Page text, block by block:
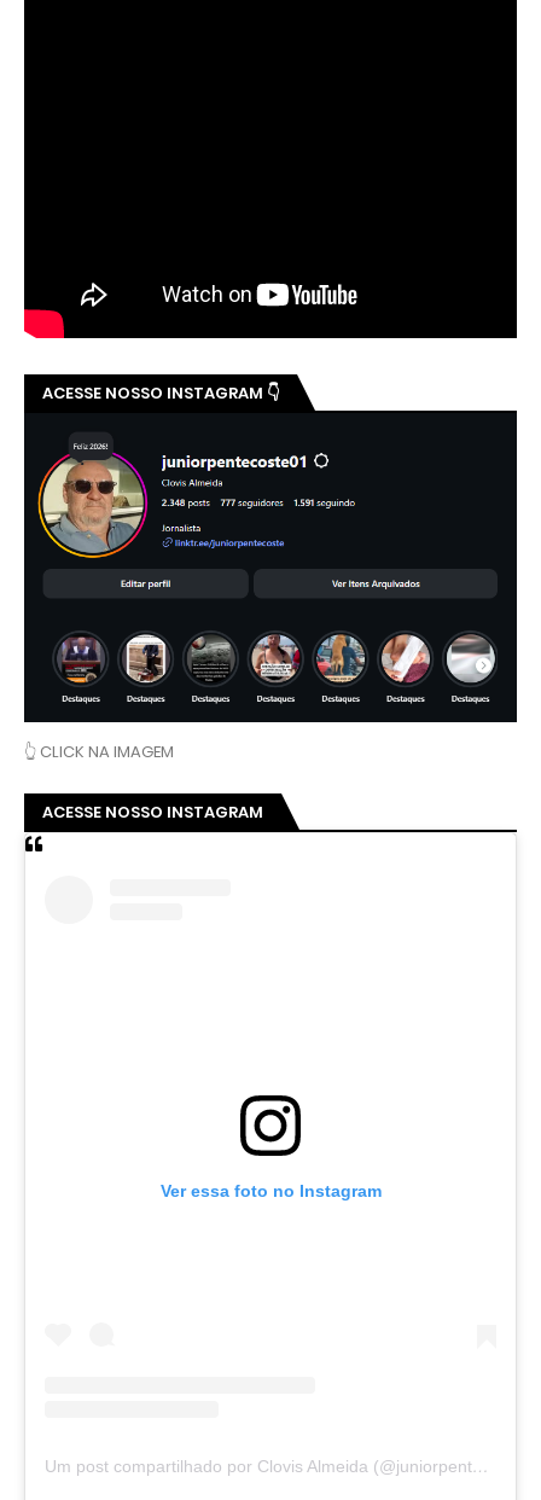
ACESSE NOSSO INSTAGRAM 👇
👆 CLICK NA IMAGEM
ACESSE NOSSO INSTAGRAM
Ver essa foto no Instagram
Um post compartilhado por Clovis Almeida (@juniorpentecoste01)